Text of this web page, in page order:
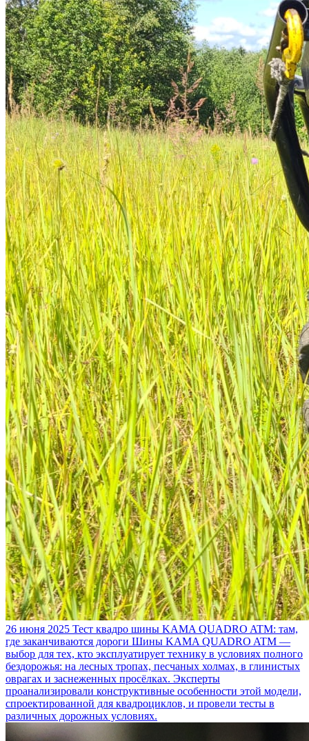
26 июня 2025 Тест квадро шины KAMA QUADRO ATM: там,
где заканчиваются дороги Шины KAMA QUADRO ATM —
выбор для тех, кто эксплуатирует технику в условиях полного
бездорожья: на лесных тропах, песчаных холмах, в глинистых
оврагах и заснеженных просёлках. Эксперты
проанализировали конструктивные особенности этой модели,
спроектированной для квадроциклов, и провели тесты в
различных дорожных условиях.